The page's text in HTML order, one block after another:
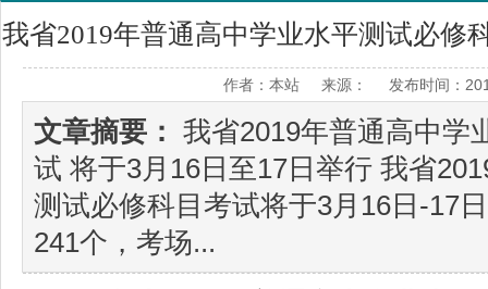
我省2019年普通高中学业水平测试必修
17日举行
作者：本站 来源： 发布时间：
文章摘要：
我省2019年普通高中学
试 将于3月16日至17日举行 我省
测试必修科目考试将于3月16日-17
241个，考场...